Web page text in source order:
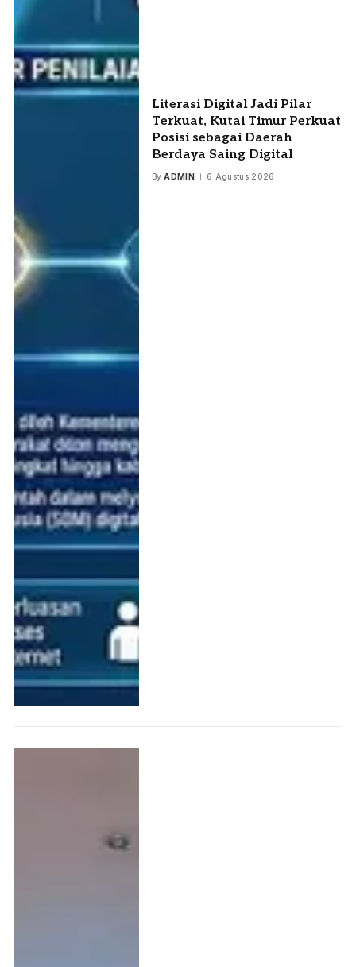
Literasi Digital Jadi Pilar
Terkuat, Kutai Timur Perkuat
Posisi sebagai Daerah
Berdaya Saing Digital
By ADMIN 6 Agustus 2026